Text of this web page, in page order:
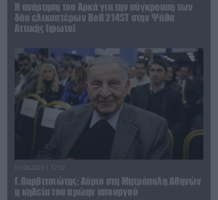
Η ανάρτηση του Αρκά για την σύγκρουση των
δύο ελικοπτέρων Bell 214ST στην Ψάθα
Αττικής (φωτο)
03.08.2026 | 12:02
Γ.Βαρβιτσιώτης: Aύριο στη Μητρόπολη Αθηνών
η κηδεία του πρώην υπουργού